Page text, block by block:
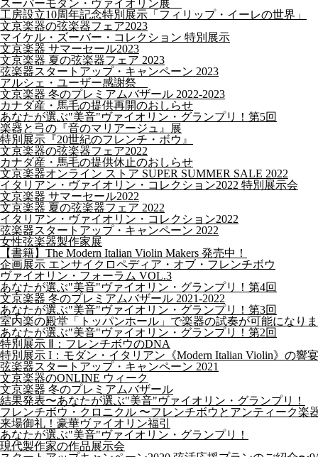
スーパーモダン・ヴァイオリン展
工房設立10周年記念特別展示「フィリップ・イーレの世界」
文京楽器の弦楽器フェア2023
マイケル・ズーバー・コレクション 特別展示
文京楽器 サマーセール2023
文京楽器 夏の弦楽器フェア 2023
弦楽器スタートアップ・キャンペーン 2023
アルシェ・ユーザー感謝祭
文京楽器 冬のプレミアムバザール 2022-2023
カナダ産・馬毛の提供再開のおしらせ
あなたが選ぶ"美音"ヴァイオリン・グランプリ！第5回
楽器と弓の『音のマリアージュ』展
特別展示『20世紀のフレンチ・ボウ』
文京楽器の弦楽器フェア2022
カナダ産・馬毛の提供休止のおしらせ
文京楽器オンライン ストア SUPER SUMMER SALE 2022
イタリアン・ヴァイオリン・コレクション2022 特別展示会
文京楽器 サマーセール2022
文京楽器 夏の弦楽器フェア 2022
イタリアン・ヴァイオリン・コレクション2022
弦楽器スタートアップ・キャンペーン 2022
女性弦楽器製作家展
【書籍】The Modern Italian Violin Makers 発売中！
企画展示 エンサイクロペディア・オブ・フレンチボウ
ヴァイオリン・フォーラム VOL.3
あなたが選ぶ"美音"ヴァイオリン・グランプリ！第4回
文京楽器 冬のプレミアムバザール 2021-2022
あなたが選ぶ"美音"ヴァイオリン・グランプリ！第3回
室内楽の殿堂「トッパンホール」で楽器の試奏が可能になりま
あなたが選ぶ"美音"ヴァイオリン・グランプリ！第2回
特別展示 Ⅱ：フレンチボウのDNA
特別展示 I：モダン・イタリアン《Modern Italian Violin》の響宴
弦楽器スタートアップ・キャンペーン 2021
文京楽器のONLINE ウィーク
文京楽器 冬のプレミアムバザール
結果発表〜あなたが選ぶ"美音"ヴァイオリン・グランプリ！
フレンチボウ・クロニクル 〜フレンチボウとアンティーク楽
来場御礼！豪華ヴァイオリン福引
あなたが選ぶ"美音"ヴァイオリン・グランプリ！
現代製作家の作品展示会